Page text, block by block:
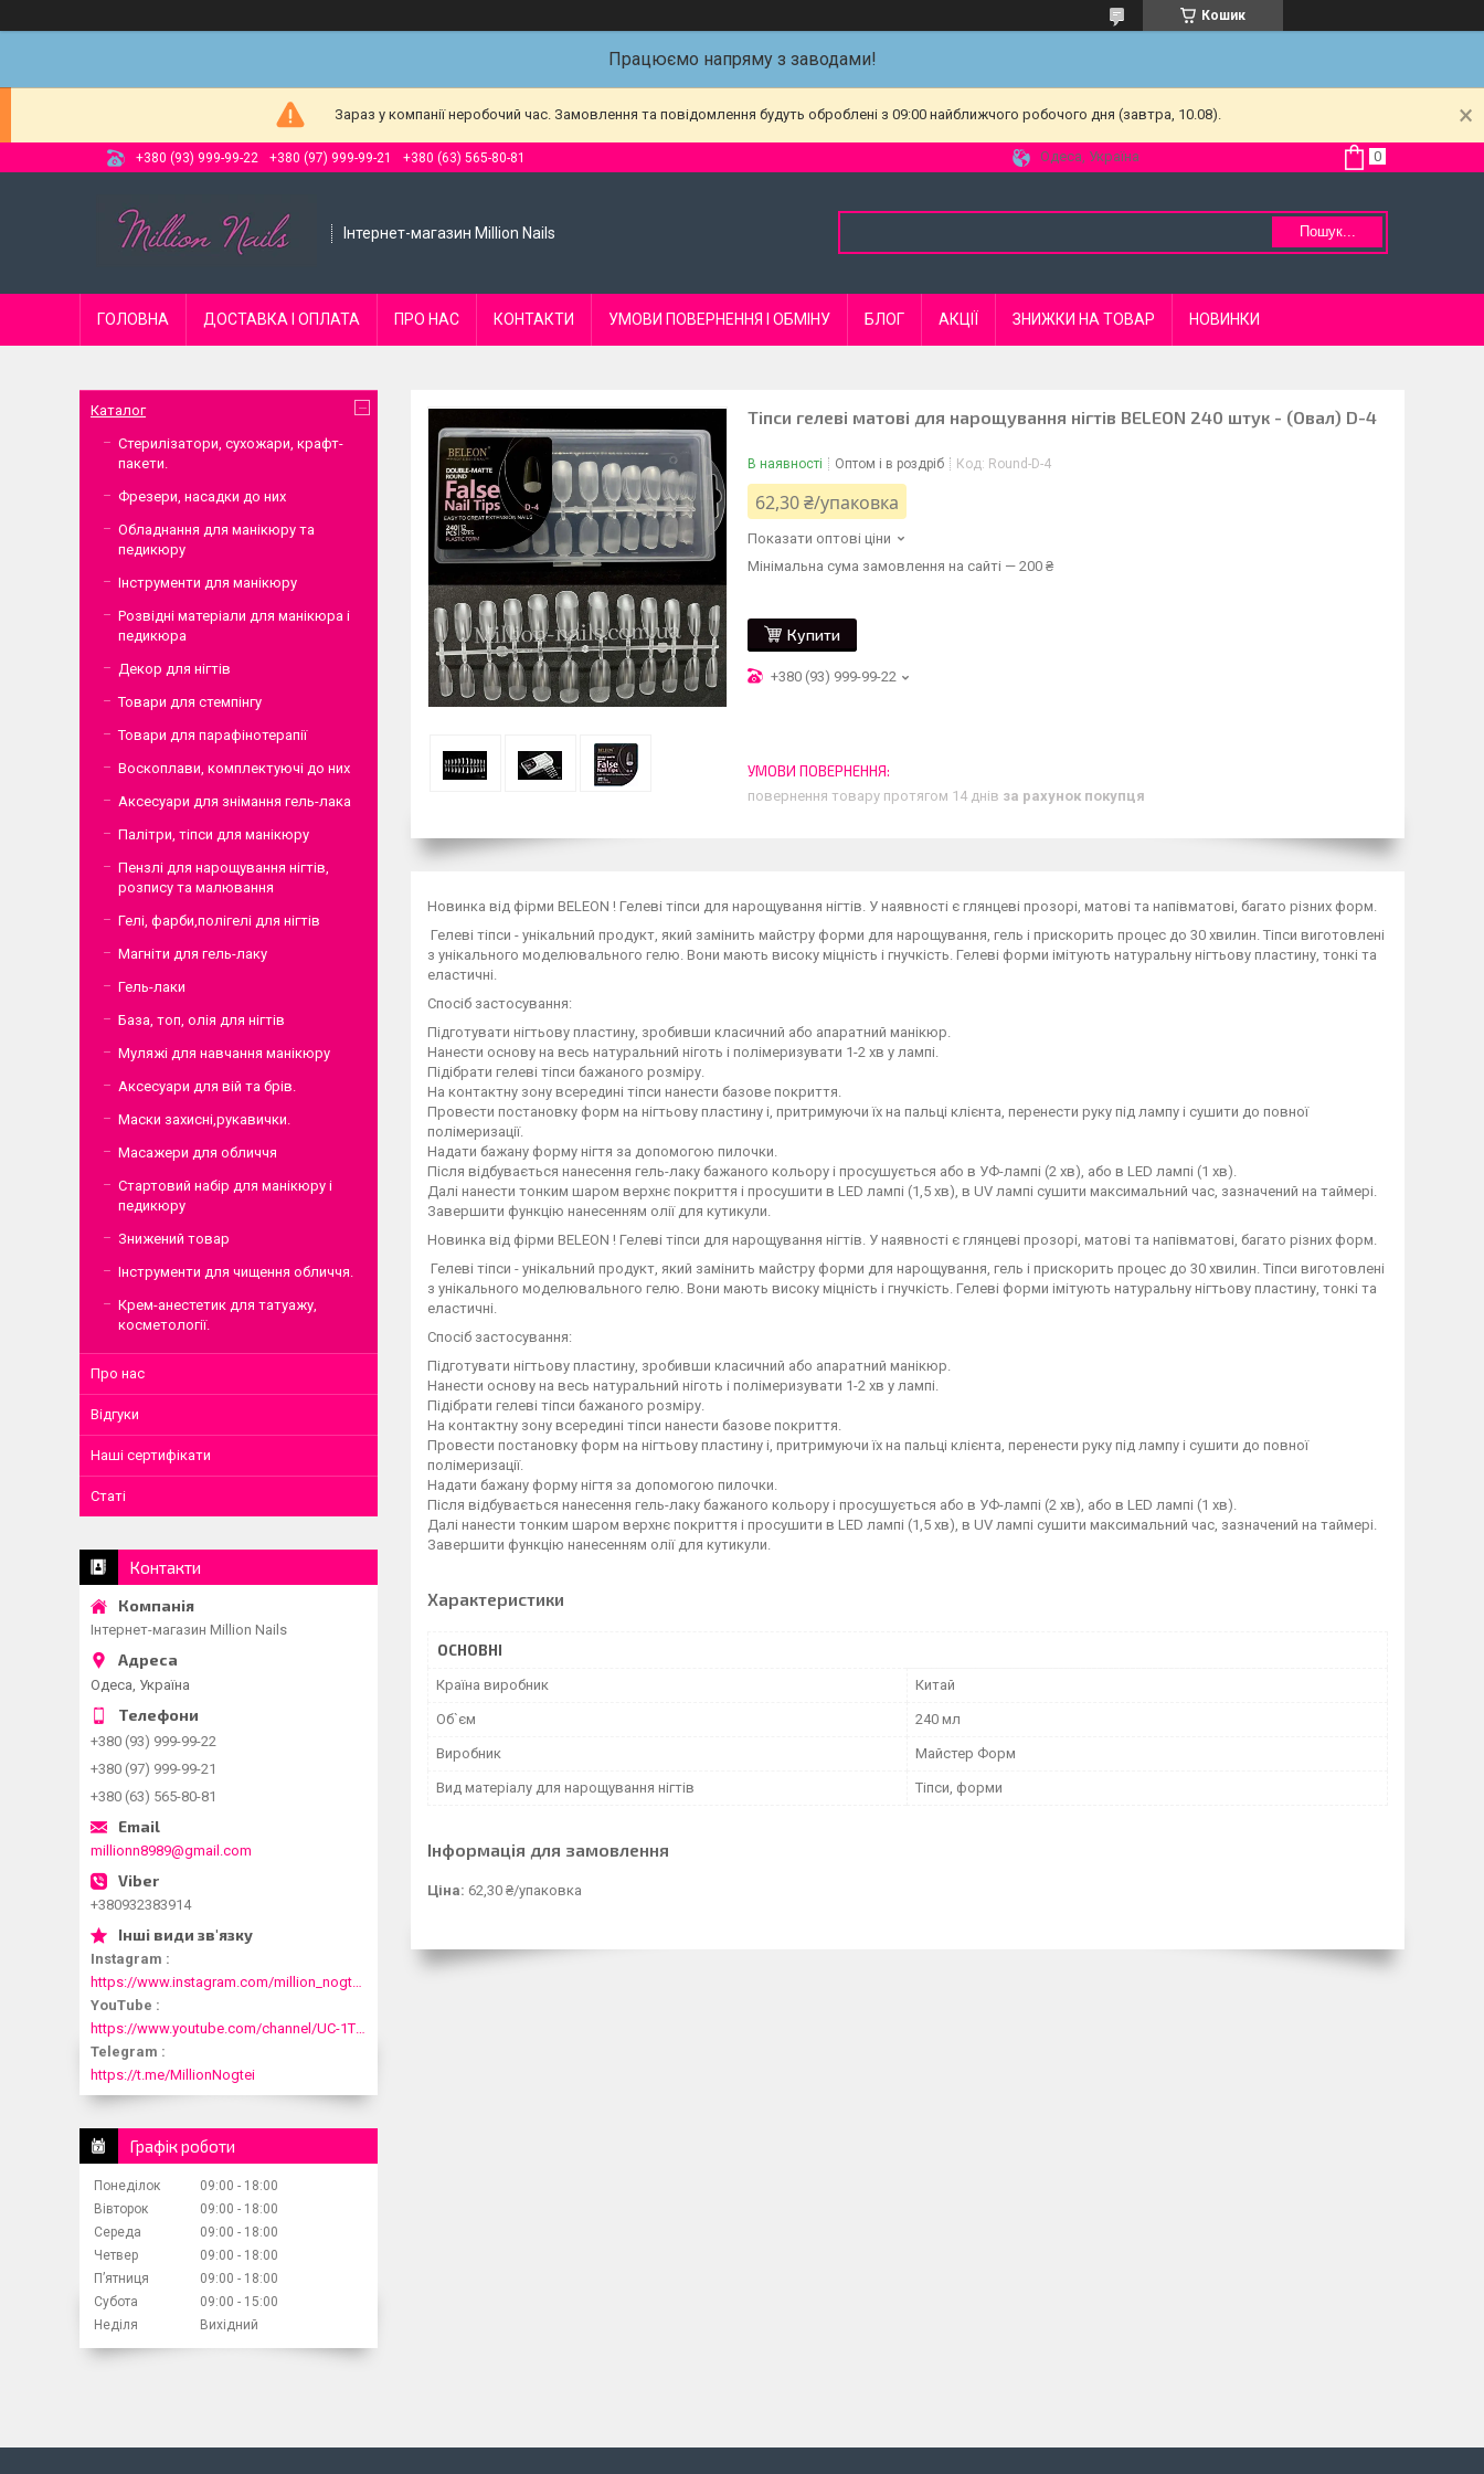
Кошик
Працюємо напряму з заводами!
Зараз у компанії неробочий час. Замовлення та повідомлення будуть оброблені з 09:00 найближчого робочого дня (завтра, 10.08).
+380 (93) 999-99-22 +380 (97) 999-99-21 +380 (63) 565-80-81 Одеса, Україна
Інтернет-магазин Million Nails Пошук...
ГОЛОВНА ДОСТАВКА І ОПЛАТА ПРО НАС КОНТАКТИ УМОВИ ПОВЕРНЕННЯ І ОБМІНУ БЛОГ АКЦІЇ ЗНИЖКИ НА ТОВАР НОВИНКИ
Тіпси гелеві матові для нарощування нігтів BELEON 240 штук - (Овал) D-4
В наявності Оптом і в роздріб Код: Round-D-4
62,30 ₴/упаковка
Показати оптові ціни
Мінімальна сума замовлення на сайті — 200 ₴
Купити
+380 (93) 999-99-22
повернення товару протягом 14 днів за рахунок покупця
Новинка від фірми BELEON ! Гелеві тіпси для нарощування нігтів. У наявності є глянцеві прозорі, матові та напівматові, багато різних форм.
Гелеві тіпси - унікальний продукт, який замінить майстру форми для нарощування, гель і прискорить процес до 30 хвилин. Тіпси виготовлені
з унікального моделювального гелю. Вони мають високу міцність і гнучкість. Гелеві форми імітують натуральну нігтьову пластину, тонкі та
еластичні.
Спосіб застосування:
Підготувати нігтьову пластину, зробивши класичний або апаратний манікюр.
Нанести основу на весь натуральний ніготь і полімеризувати 1-2 хв у лампі.
Підібрати гелеві тіпси бажаного розміру.
На контактну зону всередині тіпси нанести базове покриття.
Провести постановку форм на нігтьову пластину і, притримуючи їх на пальці клієнта, перенести руку під лампу і сушити до повної
полімеризації.
Надати бажану форму нігтя за допомогою пилочки.
Після відбувається нанесення гель-лаку бажаного кольору і просушується або в УФ-лампі (2 хв), або в LED лампі (1 хв).
Далі нанести тонким шаром верхнє покриття і просушити в LED лампі (1,5 хв), в UV лампі сушити максимальний час, зазначений на таймері.
Завершити функцію нанесенням олії для кутикули.
Новинка від фірми BELEON ! Гелеві тіпси для нарощування нігтів. У наявності є глянцеві прозорі, матові та напівматові, багато різних форм.
Гелеві тіпси - унікальний продукт, який замінить майстру форми для нарощування, гель і прискорить процес до 30 хвилин. Тіпси виготовлені
з унікального моделювального гелю. Вони мають високу міцність і гнучкість. Гелеві форми імітують натуральну нігтьову пластину, тонкі та
еластичні.
Спосіб застосування:
Підготувати нігтьову пластину, зробивши класичний або апаратний манікюр.
Нанести основу на весь натуральний ніготь і полімеризувати 1-2 хв у лампі.
Підібрати гелеві тіпси бажаного розміру.
На контактну зону всередині тіпси нанести базове покриття.
Провести постановку форм на нігтьову пластину і, притримуючи їх на пальці клієнта, перенести руку під лампу і сушити до повної
полімеризації.
Надати бажану форму нігтя за допомогою пилочки.
Після відбувається нанесення гель-лаку бажаного кольору і просушується або в УФ-лампі (2 хв), або в LED лампі (1 хв).
Далі нанести тонким шаром верхнє покриття і просушити в LED лампі (1,5 хв), в UV лампі сушити максимальний час, зазначений на таймері.
Завершити функцію нанесенням олії для кутикули.
Характеристики
ОСНОВНІ
Країна виробник Китай
Об`єм 240 мл
Виробник Майстер Форм
Вид матеріалу для нарощування нігтів Тіпси, форми
Інформація для замовлення
Ціна: 62,30 ₴/упаковка
Каталог
Стерилізатори, сухожари, крафт-
пакети.
Фрезери, насадки до них
Обладнання для манікюру та
педикюру
Інструменти для манікюру
Розвідні матеріали для манікюра і
педикюра
Декор для нігтів
Товари для стемпінгу
Товари для парафінотерапії
Воскоплави, комплектуючі до них
Аксесуари для знімання гель-лака
Палітри, тіпси для манікюру
Пензлі для нарощування нігтів,
розпису та малювання
Гелі, фарби,полігелі для нігтів
Магніти для гель-лаку
Гель-лаки
База, топ, олія для нігтів
Муляжі для навчання манікюру
Аксесуари для вій та брів.
Маски захисні,рукавички.
Масажери для обличчя
Стартовий набір для манікюру і
педикюру
Знижений товар
Інструменти для чищення обличчя.
Крем-анестетик для татуажу,
косметології.
Про нас
Відгуки
Наші сертифікати
Статі
Контакти
Інтернет-магазин Million Nails
Одеса, Україна
+380 (93) 999-99-22
+380 (97) 999-99-21
+380 (63) 565-80-81
millionn8989@gmail.com
+380932383914
Instagram
YouTube
Telegram
https://t.me/MillionNogtei
Графік роботи
Понеділок 09:00
18:00
Вівторок
09:00
18:00
Середа
09:00
18:00
Четвер
09:00
18:00
Пʼятниця
09:00
18:00
Субота
09:00
15:00
Неділя
Вихідний